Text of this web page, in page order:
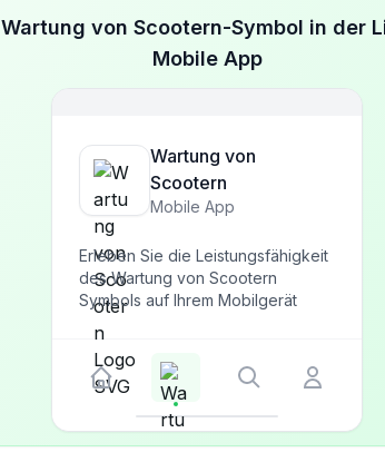
Wartung von Scootern-Symbol in der
Mobile App
Wartung von
Scootern
Mobile App
Erleben Sie die Leistungsfähigkeit
des Wartung von Scootern
Symbols auf Ihrem Mobilgerät